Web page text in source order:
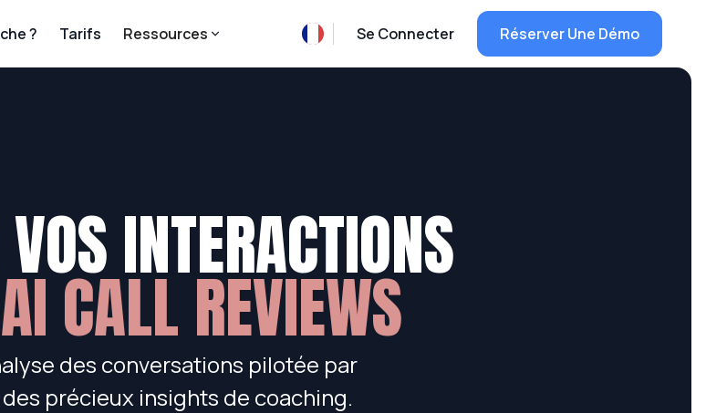
? Tarifs Ressources Se Connecter Réserver Une Démo
INTERACTIONS
AI CALL REVIEWS
des conversations pilotée par
précieux insights de coaching.